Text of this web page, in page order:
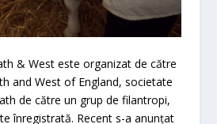
& West este organizat de către
and West of England, societate
de către un grup de filantropi,
înregistrată. Recent s-a anunțat